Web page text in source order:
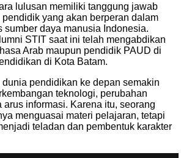
lulusan memiliki tanggung jawab
yang akan berperan dalam
sumber daya manusia Indonesia.
STIT saat ini telah mengabdikan
Arab maupun pendidik PAUD di
di Kota Batam.
dunia pendidikan ke depan semakin
teknologi, perubahan
informasi. Karena itu, seorang
menguasai materi pelajaran, tetapi
teladan dan pembentuk karakter